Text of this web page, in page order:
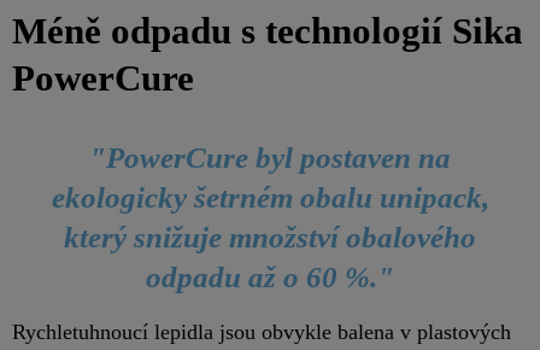
Méně odpadu s technologií Sika
PowerCure
"PowerCure byl postaven na
ekologicky šetrném obalu unipack,
který snižuje množství obalového
odpadu až o 60 %."
Rychletuhnoucí lepidla jsou obvykle balena v plastových